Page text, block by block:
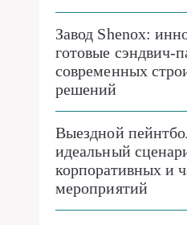
Завод Shenox:
готовые сэндвич-
современных
решений
Выездной
идеальный
корпоративных и
мероприятий